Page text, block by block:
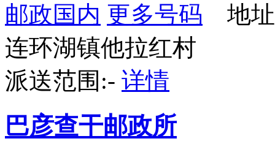
邮政国内 更多号码 地址
连环湖镇他拉红村
派送范围:- 详情
巴彦查干邮政所